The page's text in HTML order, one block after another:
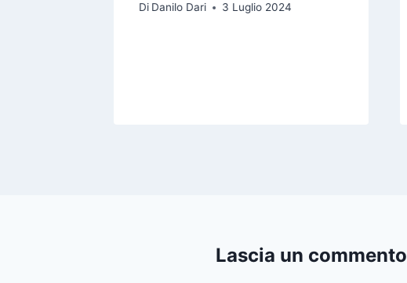
Di Danilo Dari 3 Luglio 2024
Lascia un commento